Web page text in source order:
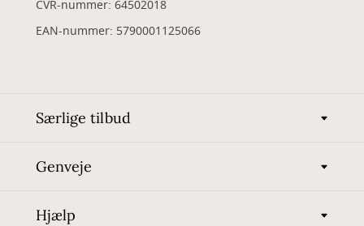
CVR-nummer: 64502018
EAN-nummer: 5790001125066
Særlige tilbud
Genveje
Hjælp